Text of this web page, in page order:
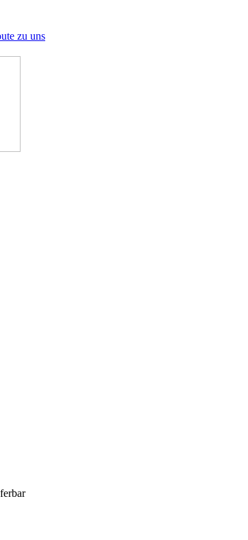
zu uns